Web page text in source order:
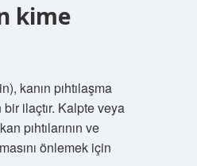
kime
kanın pıhtılaşma
ilaçtır. Kalpte veya
pıhtılarının ve
önlemek için